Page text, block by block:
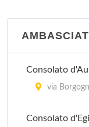
Consolato del
Consolato del
Consolato
via
Consolato